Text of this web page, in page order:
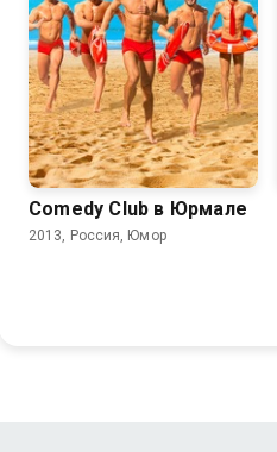
Comedy Club в Юрмале
2013, Россия, Юмор